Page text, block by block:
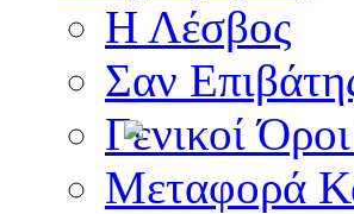
Η Λέσβος
Σαν
Γενικοί
Μεταφορά